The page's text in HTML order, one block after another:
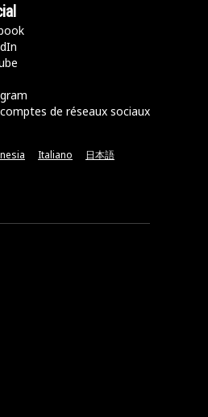
de réseaux sociaux
Italiano 日本語